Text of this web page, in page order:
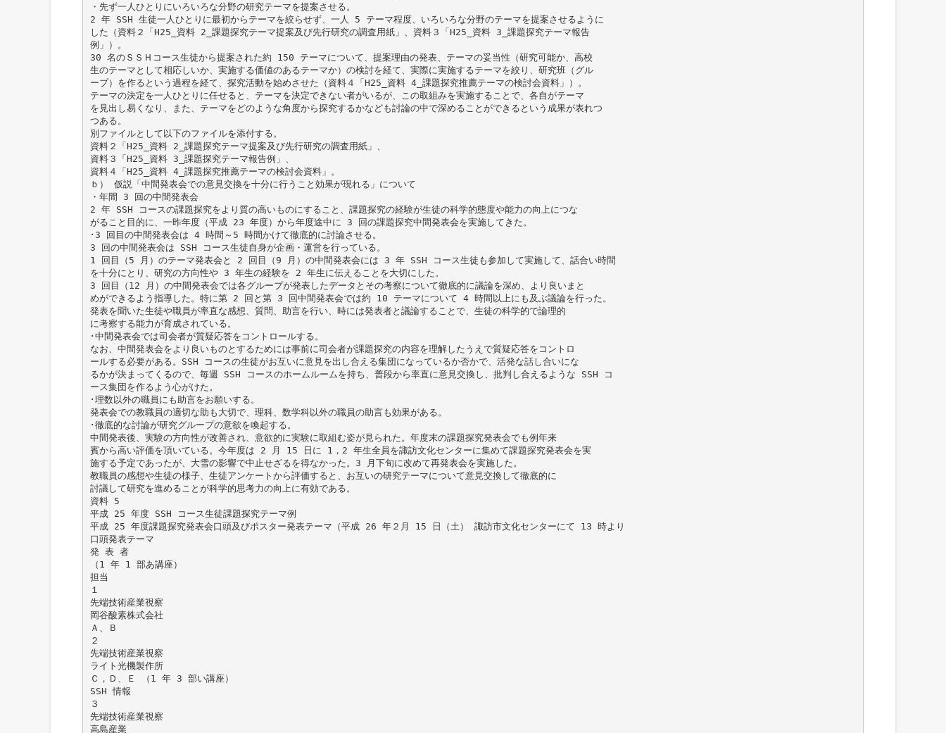
・先ず一人ひとりにいろいろな分野の研究テーマを提案させる。
2 年 SSH 生徒一人ひとりに最初からテーマを絞らせず、一人 5 テーマ程度、いろいろな分野のテーマを提案させるように
した（資料２「H25_資料 2_課題探究テーマ提案及び先行研究の調査用紙」、資料３「H25_資料 3_課題探究テーマ報告
例」）。
30 名のＳＳＨコース生徒から提案された約 150 テーマについて、提案理由の発表、テーマの妥当性（研究可能か、高校
生のテーマとして相応しいか、実施する価値のあるテーマか）の検討を経て、実際に実施するテーマを絞り、研究班（グル
ープ）を作るという過程を経て、探究活動を始めさせた（資料４「H25_資料 4_課題探究推薦テーマの検討会資料」）。
テーマの決定を一人ひとりに任せると、テーマを決定できない者がいるが、この取組みを実施することで、各自がテーマ
を見出し易くなり、また、テーマをどのような角度から探究するかなども討論の中で深めることができるという成果が表れつ
つある。
別ファイルとして以下のファイルを添付する。
資料２「H25_資料 2_課題探究テーマ提案及び先行研究の調査用紙」、
資料３「H25_資料 3_課題探究テーマ報告例」、
資料４「H25_資料 4_課題探究推薦テーマの検討会資料」。
ｂ） 仮説「中間発表会での意見交換を十分に行うこと効果が現れる」について
・年間 3 回の中間発表会
2 年 SSH コースの課題探究をより質の高いものにすること、課題探究の経験が生徒の科学的態度や能力の向上につな
がること目的に、一昨年度（平成 23 年度）から年度途中に 3 回の課題探究中間発表会を実施してきた。
･3 回目の中間発表会は 4 時間～5 時間かけて徹底的に討論させる。
3 回の中間発表会は SSH コース生徒自身が企画・運営を行っている。
1 回目（5 月）のテーマ発表会と 2 回目（9 月）の中間発表会には 3 年 SSH コース生徒も参加して実施して、話合い時間
を十分にとり、研究の方向性や 3 年生の経験を 2 年生に伝えることを大切にした。
3 回目（12 月）の中間発表会では各グループが発表したデータとその考察について徹底的に議論を深め、より良いまと
めができるよう指導した。特に第 2 回と第 3 回中間発表会では約 10 テーマについて 4 時間以上にも及ぶ議論を行った。
発表を聞いた生徒や職員が率直な感想、質問、助言を行い、時には発表者と議論することで、生徒の科学的で論理的
に考察する能力が育成されている。
･中間発表会では司会者が質疑応答をコントロールする。
なお、中間発表会をより良いものとするためには事前に司会者が課題探究の内容を理解したうえで質疑応答をコントロ
ールする必要がある。SSH コースの生徒がお互いに意見を出し合える集団になっているか否かで、活発な話し合いにな
るかが決まってくるので、毎週 SSH コースのホームルームを持ち、普段から率直に意見交換し、批判し合えるような SSH コ
ース集団を作るよう心がけた。
･理数以外の職員にも助言をお願いする。
発表会での教職員の適切な助も大切で、理科、数学科以外の職員の助言も効果がある。
･徹底的な討論が研究グループの意欲を喚起する。
中間発表後、実験の方向性が改善され、意欲的に実験に取組む姿が見られた。年度末の課題探究発表会でも例年来
賓から高い評価を頂いている。今年度は 2 月 15 日に 1，2 年生全員を諏訪文化センターに集めて課題探究発表会を実
施する予定であったが、大雪の影響で中止せざるを得なかった。3 月下旬に改めて再発表会を実施した。
教職員の感想や生徒の様子、生徒アンケートから評価すると、お互いの研究テーマについて意見交換して徹底的に
討議して研究を進めることが科学的思考力の向上に有効である。
資料 5
平成 25 年度 SSH コース生徒課題探究テーマ例
平成 25 年度課題探究発表会口頭及びポスター発表テーマ（平成 26 年２月 15 日（土） 諏訪市文化センターにて 13 時より
口頭発表テーマ
発 表 者
（1 年 1 部あ講座）
担当
１
先端技術産業視察
岡谷酸素株式会社
Ａ、Ｂ
２
先端技術産業視察
ライト光機製作所
Ｃ，Ｄ、Ｅ （1 年 3 部い講座）
SSH 情報
３
先端技術産業視察
高島産業